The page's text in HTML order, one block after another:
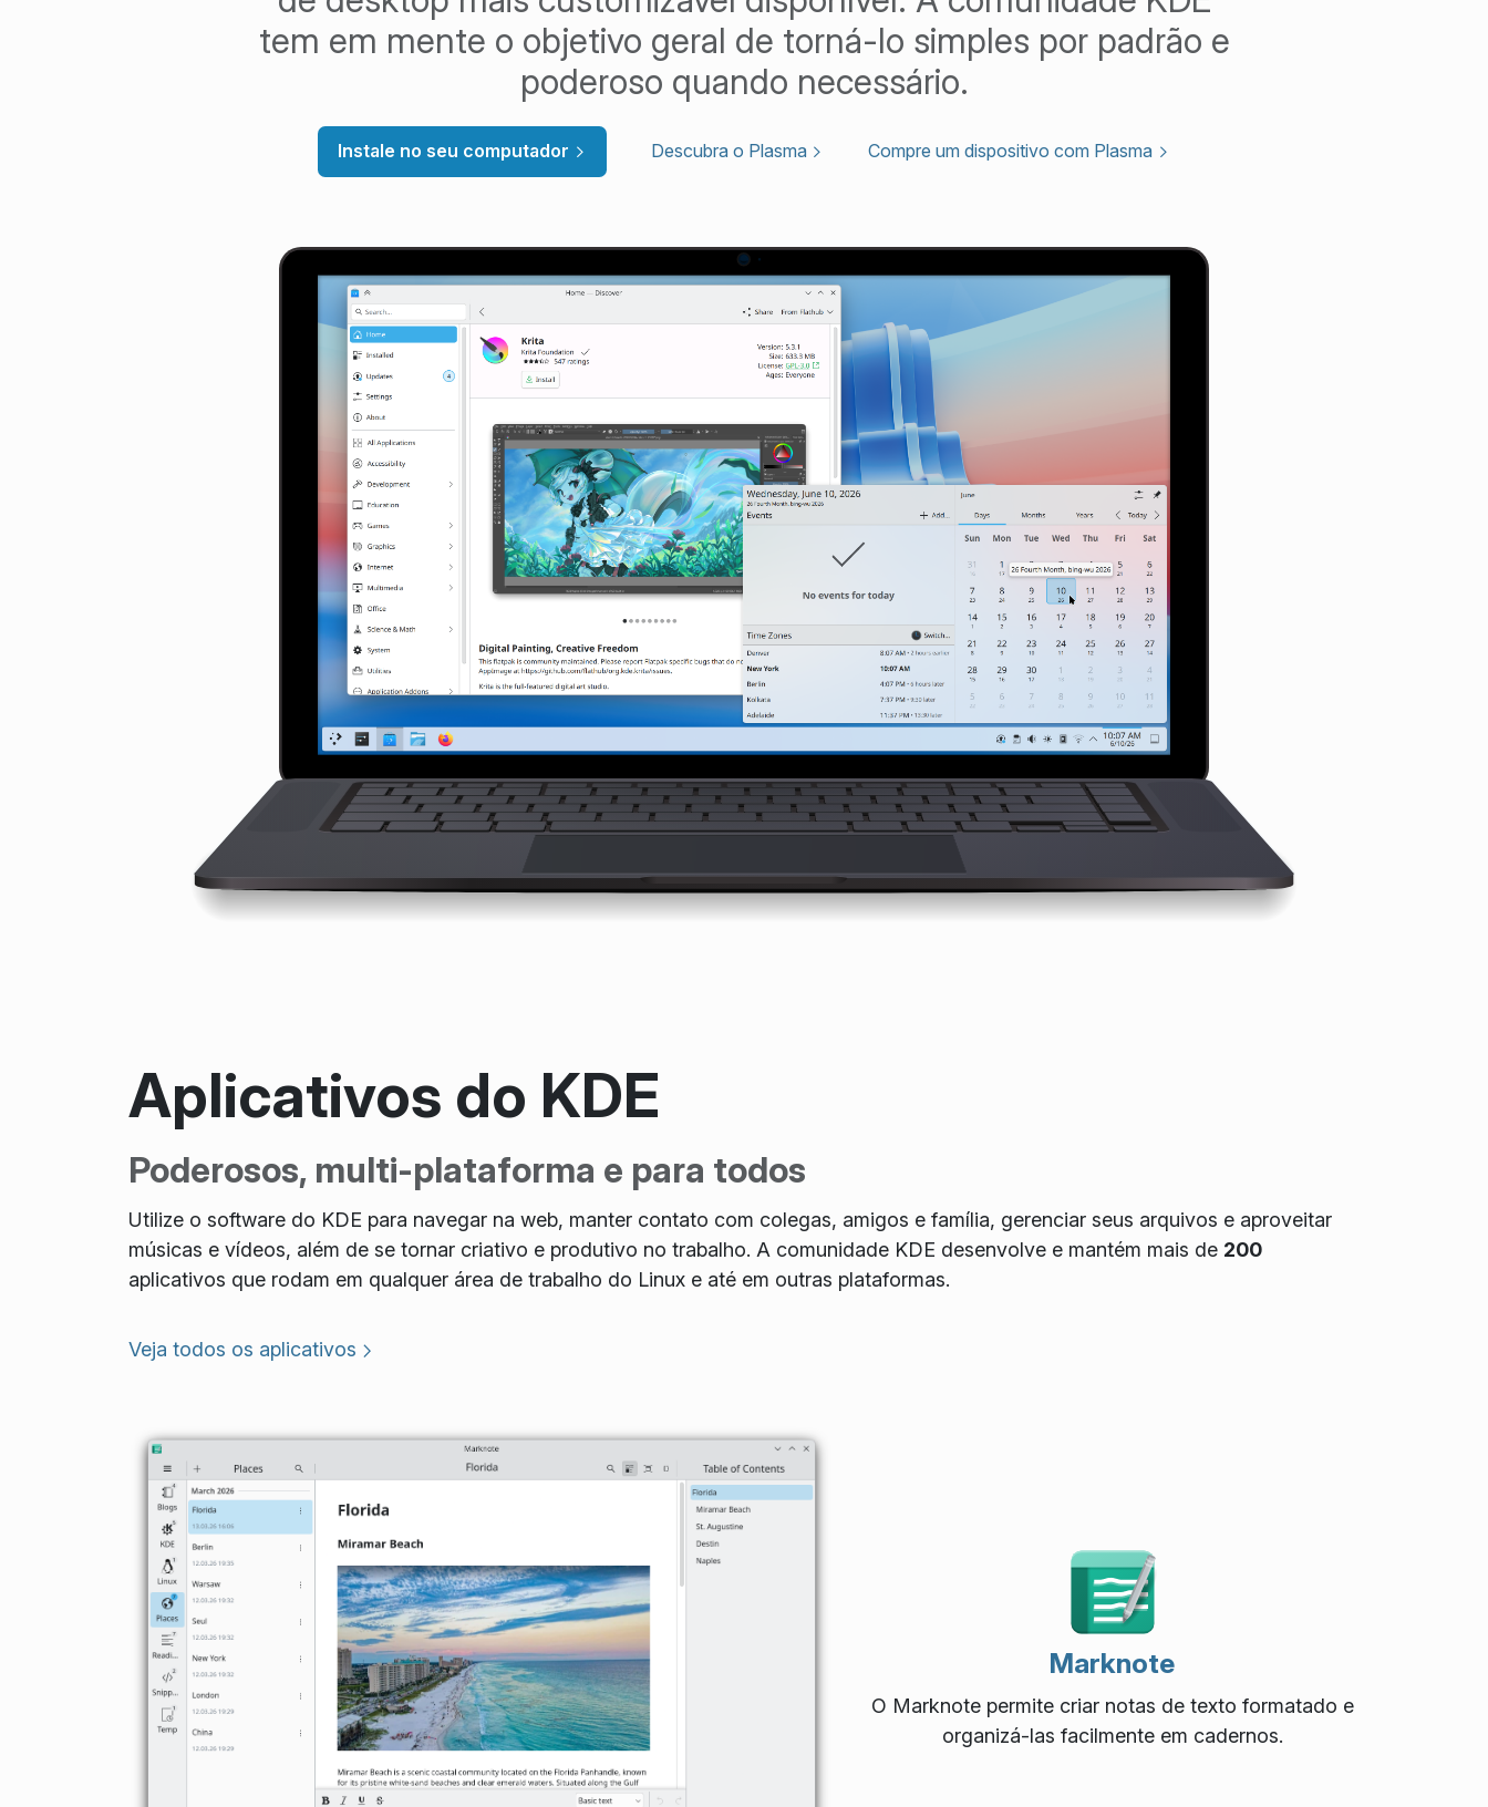
tem em mente o objetivo geral de torná-lo simples por padrão e
poderoso quando necessário.
Instale no seu computador Descubra o Plasma Compre um dispositivo com Plasma
Aplicativos do KDE
Poderosos, multi-plataforma e para todos
Utilize o software do KDE para navegar na web, manter contato com colegas, amigos e família, gerenciar seus arquivos e aproveitar
músicas e vídeos, além de se tornar criativo e produtivo no trabalho. A comunidade KDE desenvolve e mantém mais de 200
aplicativos que rodam em qualquer área de trabalho do Linux e até em outras plataformas.
Veja todos os aplicativos
Marknote
O Marknote permite criar notas de texto formatado e
organizá-las facilmente em cadernos.